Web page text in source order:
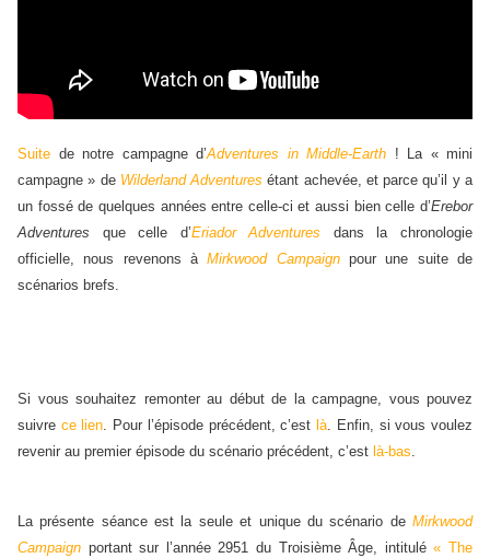
Suite de notre campagne d’Adventures in Middle-Earth ! La « mini
campagne » de Wilderland Adventures étant achevée, et parce qu’il y a
un fossé de quelques années entre celle-ci et aussi bien celle d’Erebor
Adventures que celle d’Eriador Adventures dans la chronologie
officielle, nous revenons àMirkwood Campaignpour une suite de
scénarios brefs.
Si vous souhaitez remonter au début de la campagne, vous pouvez
suivre ce lien. Pour l’épisode précédent, c’est là. Enfin, si vous voulez
revenir au premier épisode du scénario précédent, c’est là-bas.
La présente séance est la seule et unique du scénario de Mirkwood
Campaign portant sur l’année 2951 du Troisième Âge, intitulé« The